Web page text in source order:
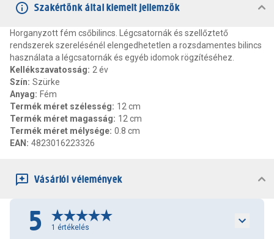
Szakértőnk által kiemelt jellemzők
Horganyzott fém csőbilincs. Légcsatornák és szellőztető
rendszerek szerelésénél elengedhetetlen a rozsdamentes bilincs
használata a légcsatornák és egyéb idomok rögzítéséhez.
Kellékszavatosság: 2 év
Szín: Szürke
Anyag: Fém
Termék méret szélesség: 12 cm
Termék méret magasság: 12 cm
Termék méret mélysége: 0.8 cm
EAN : 4823016223326
Vásárlói vélemények
5 1 értékelés